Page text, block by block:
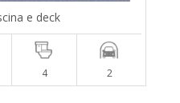
e deck
4 2